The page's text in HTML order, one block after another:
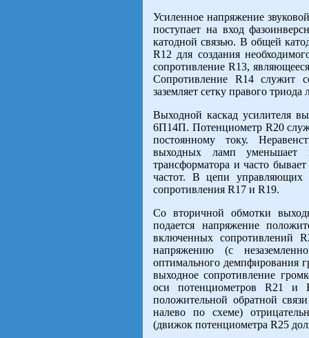
Усиленное напряжение
поступает на вход
катодной связью. В общей
R12 для создания
сопротивление R13,
Сопротивление R14 служит
заземляет сетку правого
Выходной каскад усилителя
6П14П. Потенциометр R20
постоянному току.
выходных ламп уменьшает
трансформатора и часто
частот. В цепи
сопротивления R17 и R19.
Со вторичной обмотки
подается напряжение
включенных сопротивлений
напряжению (с
оптимального демпфирования
выходное сопротивление
оси потенциометров R21 и
положительной обратной
налево по схеме)
(движок потенциометра R25